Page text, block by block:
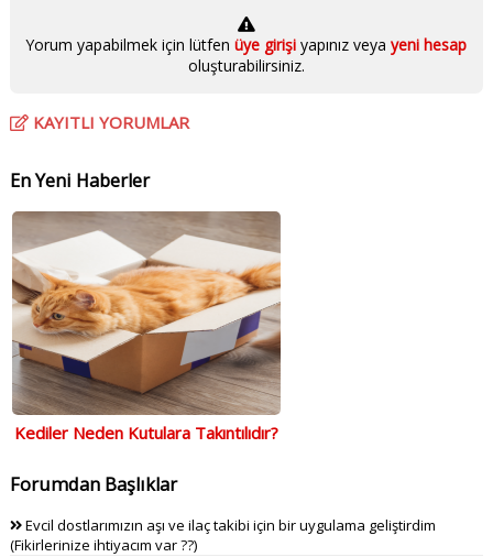
Yorum yapabilmek için lütfenüye girişiyapınız veya yeni hesap
oluşturabilirsiniz.
KAYITLI YORUMLAR
En Yeni Haberler
Kediler Neden Kutulara Takıntılıdır?
Forumdan Başlıklar
Evcil dostlarımızın aşı ve ilaç takibi için bir uygulama geliştirdim
(Fikirlerinize ihtiyacım var ??)